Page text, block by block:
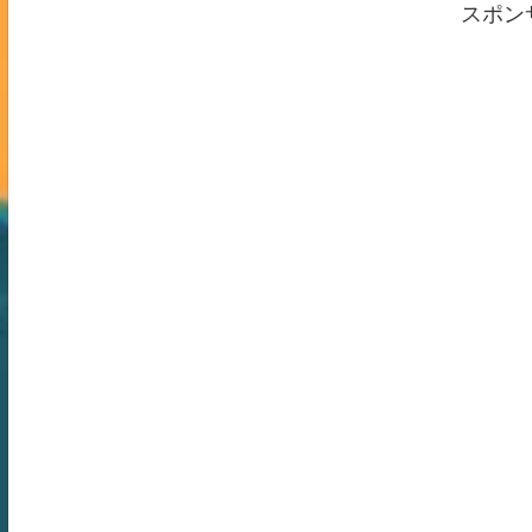
この記事ではア
台湾、韓国、南
スポン